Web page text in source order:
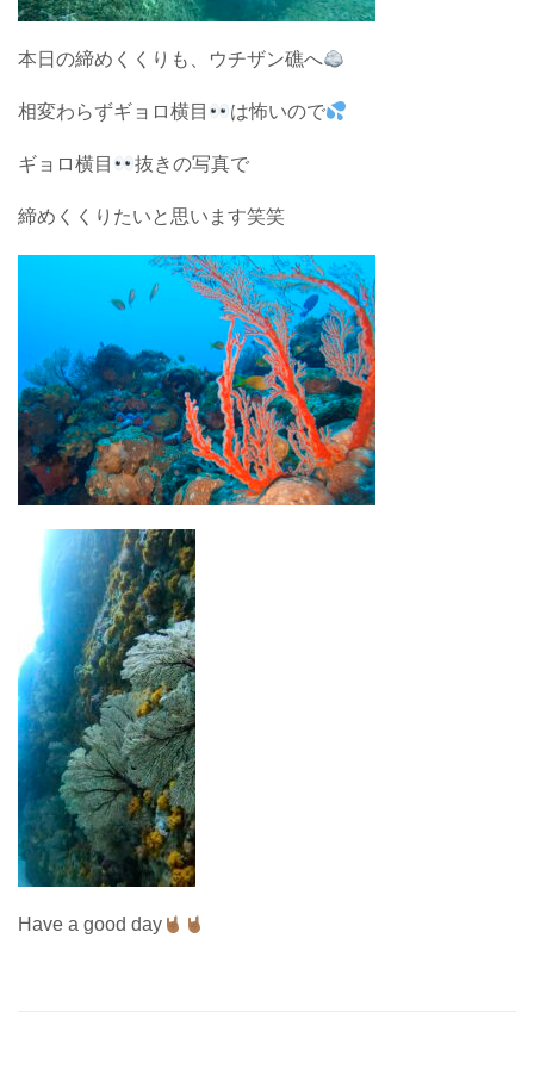
本日の締めくくりも、ウチザン礁へ
相変わらずギョロ横目 は怖いので
ギョロ横目 抜きの写真で
締めくくりたいと思います笑笑
Have a good day